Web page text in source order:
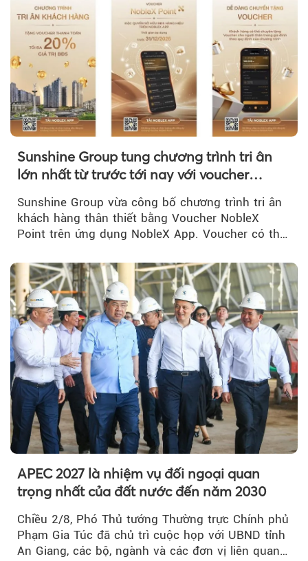
Sunshine Group tung chương trình tri ân
lớn nhất từ trước tới nay với voucher
Sunshine Group vừa công bố chương trình tri ân
khách hàng thân thiết bằng Voucher NobleX
Point trên ứng dụng NobleX App. Voucher có thể
APEC 2027 là nhiệm vụ đối ngoại quan
trọng nhất của đất nước đến năm 2030
Chiều 2/8, Phó Thủ tướng Thường trực Chính phủ
Phạm Gia Túc đã chủ trì cuộc họp với UBND tỉnh
An Giang, các bộ, ngành và các đơn vị liên quan